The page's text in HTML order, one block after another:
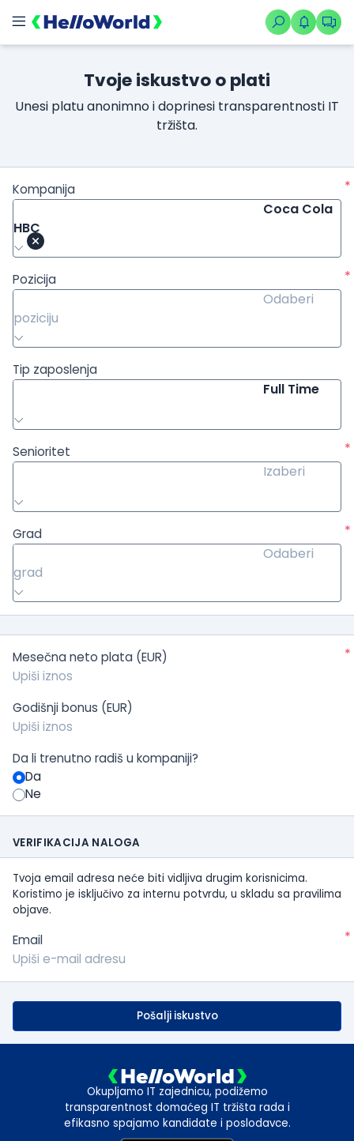
Tvoje iskustvo o plati
Unesi platu anonimno i doprinesi transparentnosti IT
tržišta.
Kompanija
*
Coca Cola
HBC
Pozicija
*
Odaberi
poziciju
Tip zaposlenja
Full Time
Senioritet
*
Izaberi
Grad
*
Odaberi
grad
Mesečna neto plata (EUR) *
Godišnji bonus (EUR)
Da li trenutno radiš u kompaniji?
Da
Ne
VERIFIKACIJA NALOGA
Tvoja email adresa neće biti vidljiva drugim korisnicima.
Koristimo je isključivo za internu potvrdu, u skladu sa pravilima
objave.
Email *
Pošalji iskustvo
Okupljamo IT zajednicu, podižemo
transparentnost domaćeg IT tržišta rada i
efikasno spajamo kandidate i poslodavce.